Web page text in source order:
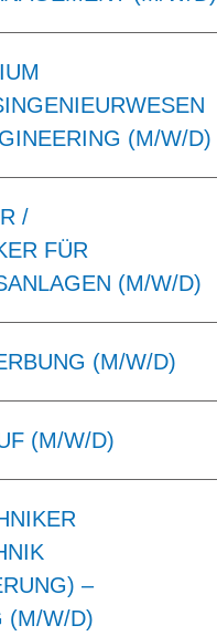
(M/W/D)
/
FÜR
(M/W/D)
(M/W/D)
(M/W/D)
–
(M/W/D)